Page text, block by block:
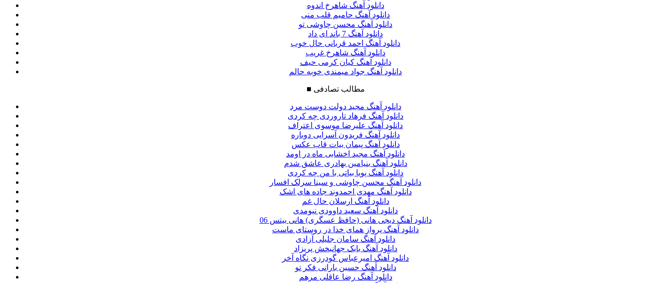
دانلود آهنگ شاهرخ اندوه
دانلود آهنگ حامیم قلب منی
دانلود آهنگ محسن چاوشی تو
دانلود آهنگ 7 باند ای داد
دانلود آهنگ احمد قربانی حال خوب
دانلود آهنگ شاهرخ غریب
دانلود آهنگ کیان کرمی حیف
دانلود آهنگ جواد میمندی خوبه حالم
■ مطالب تصادفی
دانلود آهنگ مجید دولت دوست مرد
دانلود آهنگ فرهاد تاروردی چه کردی
دانلود آهنگ علیرضا موسوی اعتراف
دانلود آهنگ فریدون آسرایی دوباره
دانلود آهنگ پیمان بیات قاب عکس
دانلود آهنگ مجید اخشابی ماه در اومد
دانلود آهنگ بنیامین بهادری عاشق شدم
دانلود آهنگ پویا بیاتی با من چه کردی
دانلود آهنگ محسن چاوشی و سینا سرلک افسار
دانلود آهنگ مهدی احمدوند جاده های اشک
دانلود آهنگ ارسلان حال غم
دانلود آهنگ سعید داوودی نیومدی
دانلود آهنگ دیجی هانی (حافظ عسگری) هانی بیتس 06
دانلود آهنگ پرواز همای خدا در روستای ماست
دانلود آهنگ سامان جلیلی آزادی
دانلود آهنگ بابک جهانبخش پریزاد
دانلود آهنگ امیرعباس گودرزی نگاه آخر
دانلود آهنگ حسین بارانی فکر تو
دانلود آهنگ رضا عاقلی مرهم